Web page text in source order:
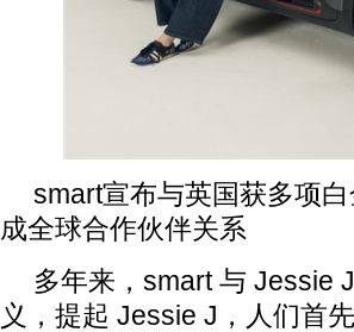
smart宣布与英国获多项
成全球合作伙伴关系
多年来，smart 与 Jessie
义，提起 Jessie J，人们首